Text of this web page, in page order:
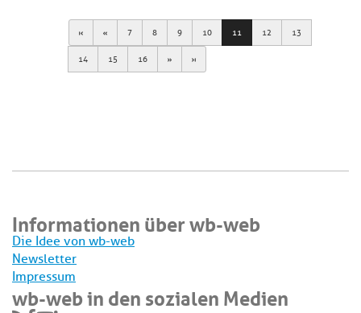
First Previous
7 8 9 10 11 12 13
14 15 16 Next Last
Informationen über wb-web
Die Idee von wb-web
Newsletter
Impressum
wb-web in den sozialen Medien